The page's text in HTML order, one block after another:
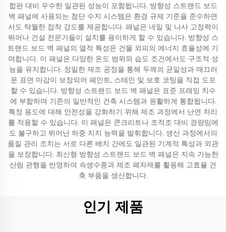
합판 대비 우수한 일관된 성능이 포함됩니다. 방향성 스트랜드 보드
벽 패널에 사용되는 첨단 수지 시스템은 환경 규제 기준을 준수하면
서도 탁월한 접착 강도를 제공합니다. 패널은 네일 및 나사 고정력이
뛰어나 건설 전문가들이 설치를 용이하게 할 수 있습니다. 방향성 스
트랜드 보드 벽 패널의 열적 특성은 건물 외피의 에너지 효율성에 기
여합니다. 이 패널은 다양한 온도 범위와 습도 조건에서도 구조적 성
능을 유지합니다. 정밀한 제조 공정을 통해 두께의 균일성과 매끄러
운 표면 마감이 보장되어 페인트, 스테인 및 보호 코팅을 직접 도포
할 수 있습니다. 방향성 스트랜드 보드 벽 패널은 표준 프래밍 치수
에 부합하며 기존의 일반적인 건축 시스템과 원활하게 통합됩니다.
특정 용도에 대해 안전성을 강화하기 위해 제조 과정에서 난연 처리
를 적용할 수 있습니다. 이 패널은 콘크리트나 조적조 대비 경량임에
도 불구하고 뛰어난 하중 지지 능력을 발휘합니다. 생산 과정에서의
품질 관리 조치는 서로 다른 배치 간에도 일관된 기계적 특성과 외관
을 보장합니다. 최신형 방향성 스트랜드 보드 벽 패널은 지속 가능한
산림 관행을 반영하여 속생수종과 제조 폐자재를 활용해 고효율 건
축 부품을 생산합니다.
인기 제품